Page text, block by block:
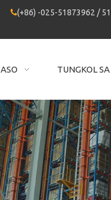
(+86) -025-51873962 /
TUNGKOL